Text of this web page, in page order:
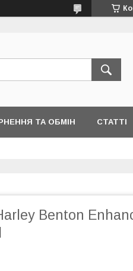
ТА ОБМІН СТАТТІ
Benton